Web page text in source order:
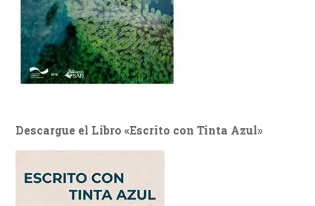
Descargue el Libro «Escrito con Tinta Azul»